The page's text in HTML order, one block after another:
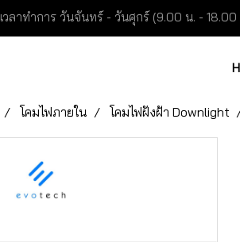
เวลาทำการ วันจันทร์ - วันศุกร์ (9.00 น. - 18.00
โคมไฟภายใน โคมไฟฝังฝ้า Downlight